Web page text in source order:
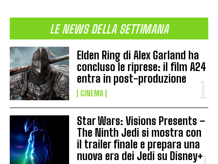
LE NEWS DELLA SETTIMANA
Elden Ring di Alex Garland ha
concluso le riprese: il film A24
entra in post-produzione
CINEMA
Star Wars: Visions Presents –
The Ninth Jedi si mostra con
il trailer finale e prepara una
nuova era dei Jedi su Disney+